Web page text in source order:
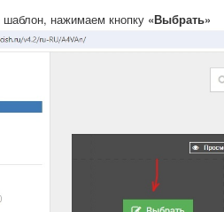
нажимаем кнопку «Выбрать»